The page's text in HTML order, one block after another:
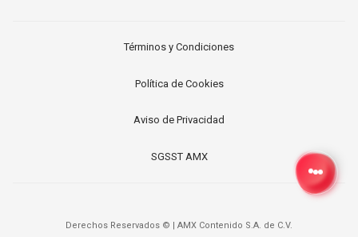
Términos y Condiciones
Política de Cookies
Aviso de Privacidad
SGSST AMX
Derechos Reservados © AMX Contenido S.A. de C.V.